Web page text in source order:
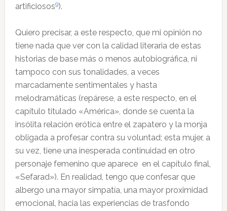
artificiosos9).
Quiero precisar, a este respecto, que mi opinión no
tiene nada que ver con la calidad literaria de estas
historias de base más o menos autobiográfica, ni
tampoco con sus tonalidades, a veces
marcadamente sentimentales y hasta
melodramáticas (repárese, a este respecto, en el
capítulo titulado «América», donde se cuenta la
insólita relación erótica entre el zapatero y la monja
obligada a profesar contra su voluntad; esta mujer, a
su vez, tiene una inesperada continuidad en otro
personaje femenino que aparece en el capítulo final,
«Sefarad»). En realidad, tengo que confesar que
albergo una mayor simpatía, una mayor proximidad
emocional, hacia las experiencias de trasfondo